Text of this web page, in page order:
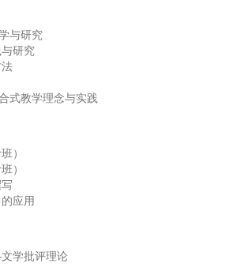
与研究
研究
式教学理念与实践
）
）
应用
学批评理论